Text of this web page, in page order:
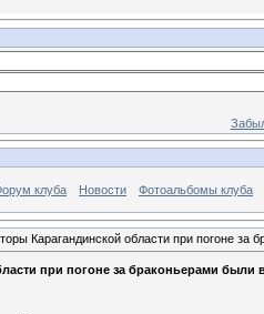
клуба Новости Фотоальбомы клуба
Карагандинской области при погоне
при погоне за браконьерами